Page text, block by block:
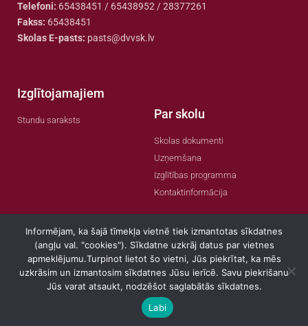
Telefoni: 65438451 / 65438952 / 28377261
Fakss: 65438451
Skolas E-pasts: pasts@dvvsk.lv
Izglītojamajiem
Stundu saraksts Par skolu
Skolas dokumenti
Uzņemšana
Izglītības programma
Kontaktinformācija
© 2022 Visas tiesības aizsargātas
Informējam, ka šajā tīmekļa vietnē tiek izmantotas sīkdatnes
(angļu val. "cookies"). Sīkdatne uzkrāj datus par vietnes
apmeklējumu.Turpinot lietot šo vietni, Jūs piekrītat, ka mēs
uzkrāsim un izmantosim sīkdatnes Jūsu ierīcē. Savu piekrišanu
Jūs varat atsaukt, nodzēšot saglabātās sīkdatnes.
Labi